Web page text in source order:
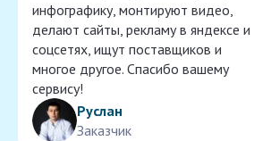
инфографику, монтируют видео,
делают сайты, рекламу в яндексе и
соцсетях, ищут поставщиков и
многое другое. Спасибо вашему
сервису!
Руслан
Заказчик